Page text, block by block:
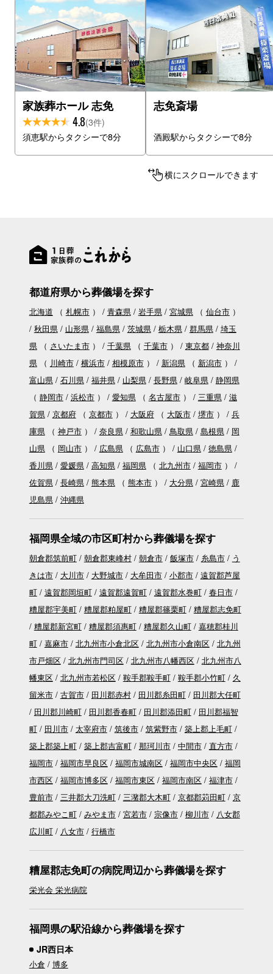
家族葬ホール 志免
4.8(3件)
須恵駅からタクシーで8分
志免斎場
酒殿駅からタクシーで8分
横にスクロールできます
都道府県から葬儀場を探す
北海道 （ 札幌市） 青森県 岩手県 宮城県（ 仙台市）
秋田県
山形県 福島県 茨城県 栃木県 群馬県
埼玉
県（ さいたま市） 千葉県（ 千葉市） 東京都
神奈川
県（ 川崎市 横浜市 相模原市） 新潟県（ 新潟市）
富山県
石川県 福井県 山梨県 長野県 岐阜県
静岡県
（ 静岡市 浜松市） 愛知県（ 名古屋市） 三重県
滋
賀県
京都府（ 京都市） 大阪府（ 大阪市 堺市）
兵
庫県（ 神戸市） 奈良県 和歌山県 鳥取県 島根県
岡
山県（ 岡山市） 広島県（ 広島市） 山口県
徳島県
香川県
愛媛県 高知県 福岡県（ 北九州市 福岡市）
佐賀県
長崎県 熊本県（ 熊本市） 大分県 宮崎県
鹿
児島県
沖縄県
福岡県全域の市区町村から葬儀場を探す
朝倉郡筑前町 朝倉郡東峰村 朝倉市 飯塚市 糸島市
う
きは市
大川市 大野城市 大牟田市 小郡市
遠賀郡芦屋
町
遠賀郡岡垣町 遠賀郡遠賀町 遠賀郡水巻町
春日市
糟屋郡宇美町
糟屋郡粕屋町 糟屋郡篠栗町
糟屋郡志免町
糟屋郡新宮町
糟屋郡須惠町 糟屋郡久山町
嘉穂郡桂川
町
嘉麻市 北九州市小倉北区 北九州市小倉南区
北九州
市戸畑区
北九州市門司区 北九州市八幡西区
北九州市八
幡東区
北九州市若松区 鞍手郡鞍手町 鞍手郡小竹町
久
留米市
古賀市 田川郡赤村 田川郡糸田町
田川郡大任町
田川郡川崎町
田川郡香春町 田川郡添田町
田川郡福智
町
田川市 太宰府市 筑後市 筑紫野市
築上郡上毛町
築上郡築上町
築上郡吉富町 那珂川市 中間市
直方市
福岡市
福岡市早良区 福岡市城南区 福岡市中央区
福岡
市西区
福岡市博多区 福岡市東区 福岡市南区
福津市
豊前市
三井郡大刀洗町 三潴郡大木町 京都郡苅田町
京
都郡みやこ町
みやま市 宮若市 宗像市 柳川市
八女郡
広川町
八女市 行橋市
糟屋郡志免町の病院周辺から葬儀場を探す
栄光会 栄光病院
福岡県の駅沿線から葬儀場を探す
JR西日本
小倉
博多